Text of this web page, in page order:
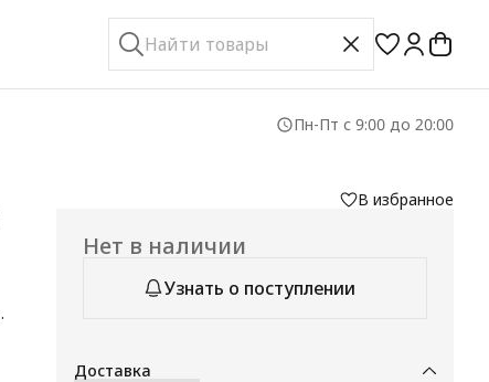
Пн-Пт с 9:00 до 20:00
В избранное
Нет в наличии
Узнать о поступлении
Доставка